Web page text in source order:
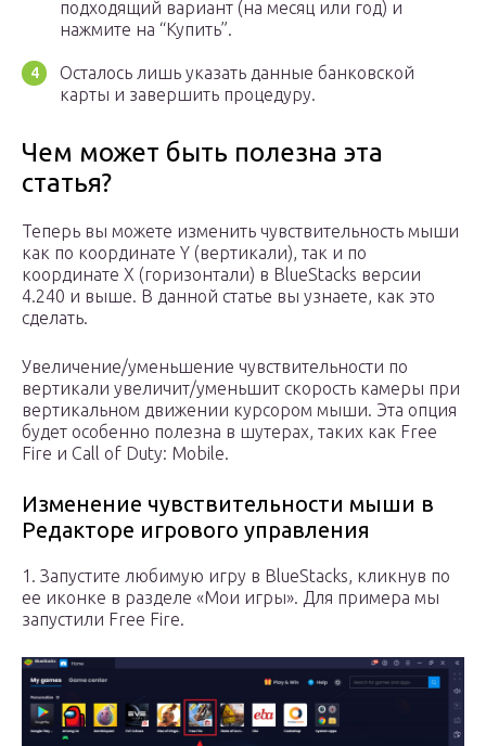
подходящий вариант (на месяц или год) и
нажмите на “Купить”.
Осталось лишь указать данные банковской
карты и завершить процедуру.
Чем может быть полезна эта
статья?
Теперь вы можете изменить чувствительность мыши
как по координате Y (вертикали), так и по
координате X (горизонтали) в BlueStacks версии
4.240 и выше. В данной статье вы узнаете, как это
сделать.
Увеличение/уменьшение чувствительности по
вертикали увеличит/уменьшит скорость камеры при
вертикальном движении курсором мыши. Эта опция
будет особенно полезна в шутерах, таких как Free
Fire и Call of Duty: Mobile.
Изменение чувствительности мыши в
Редакторе игрового управления
1. Запустите любимую игру в BlueStacks, кликнув по
ее иконке в разделе «Мои игры». Для примера мы
запустили Free Fire.